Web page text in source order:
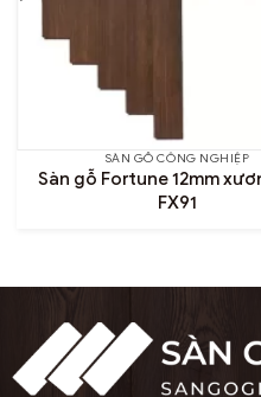
SÀN GỖ CÔNG NGHIỆP
Sàn gỗ Fortune 12mm
FX91